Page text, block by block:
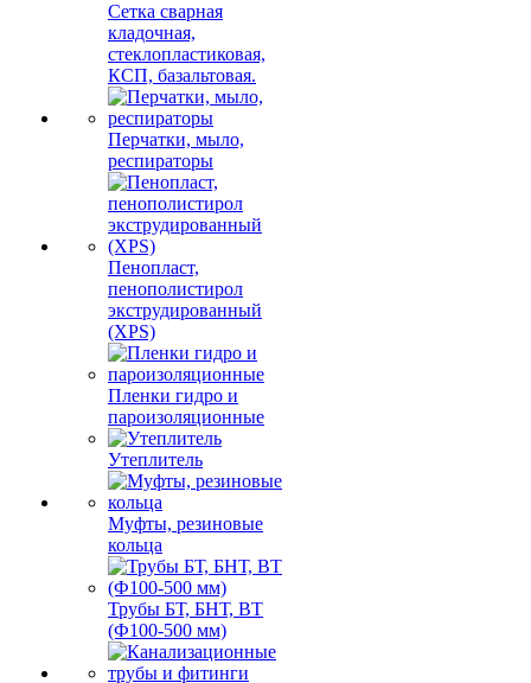
Сетка сварная
кладочная,
стеклопластиковая,
КСП, базальтовая.
Перчатки, мыло,
респираторы
Пенопласт,
пенополистирол
экструдированный
(XPS)
Пленки гидро и
пароизоляционные
Утеплитель
Муфты, резиновые
кольца
Трубы БТ, БНТ, ВТ
(Ф100-500 мм)